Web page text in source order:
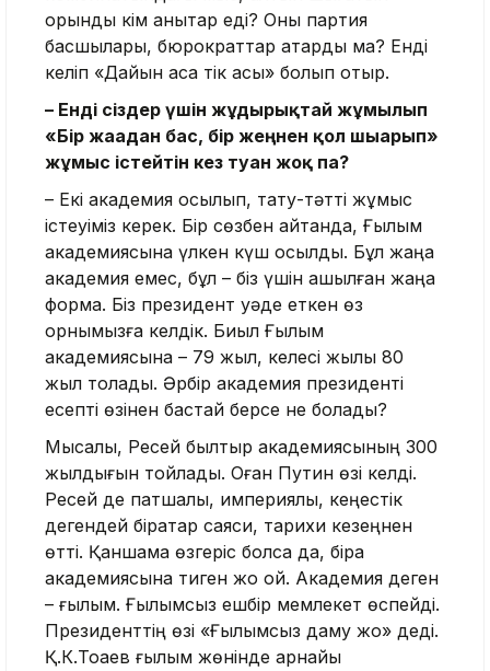
орынды кім анықтар еді? Оны партия
басшылары, бюрократтар атқарды ма? Енді
келіп «Дайын асқа тік қасық» болып отыр.
– Енді сіздер үшін жұдырықтай жұмылып
«Бір жағадан бас, бір жеңнен қол шығарып»
жұмыс істейтін кез туған жоқ па?
– Екі академия қосылып, тату-тәтті жұмыс
істеуіміз керек. Бір сөзбен айтқанда, Ғылым
академиясына үлкен күш қосылды. Бұл жаңа
академия емес, бұл – біз үшін ашылған жаңа
форма. Біз президент уәде еткен өз
орнымызға келдік. Биыл Ғылым
академиясына – 79 жыл, келесі жылы 80
жыл толады. Әрбір академия президенті
есепті өзінен бастай берсе не болады?
Мысалы, Ресей былтыр академиясының 300
жылдығын тойлады. Оған Путин өзі келді.
Ресей де патшалық, империялық, кеңестік
дегендей бірқатар саяси, тарихи кезеңнен
өтті. Қаншама өзгеріс болса да, бірақ
академиясына тиген жоқ қой. Академия деген
– ғылым. Ғылымсыз ешбір мемлекет өспейді.
Президенттің өзі «Ғылымсыз даму жоқ» деді.
Қ.К.Тоқаев ғылым жөнінде арнайы